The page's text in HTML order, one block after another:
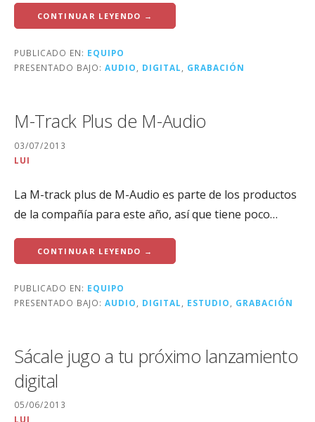
CONTINUAR LEYENDO →
PUBLICADO EN: EQUIPO
PRESENTADO BAJO: AUDIO, DIGITAL, GRABACIÓN
M-Track Plus de M-Audio
03/07/2013
LUI
La M-track plus de M-Audio es parte de los productos
de la compañía para este año, así que tiene poco…
CONTINUAR LEYENDO →
PUBLICADO EN: EQUIPO
PRESENTADO BAJO: AUDIO DIGITAL ESTUDIO GRABACIÓN
Sácale jugo a tu próximo lanzamiento
digital
05/06/2013
LUI